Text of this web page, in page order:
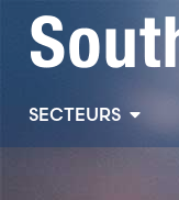
SECTEURS